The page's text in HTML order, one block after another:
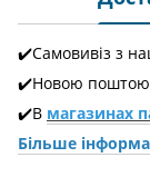
✔️Самовивіз з
✔️Новою поштою
✔️В магазинах
Більше